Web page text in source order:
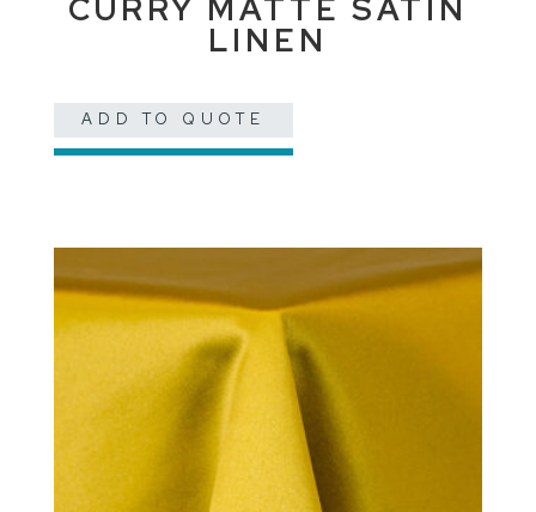
CURRY MATTE SATIN
LINEN
ADD TO QUOTE